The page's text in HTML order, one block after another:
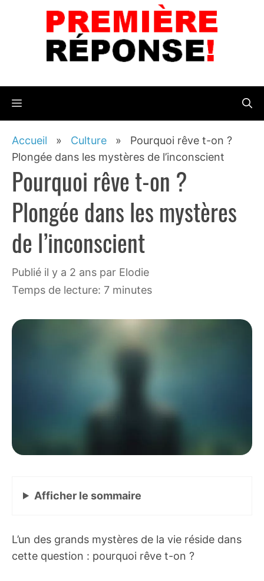
Menu
Accueil » Culture » Pourquoi rêve t-on ?
Plongée dans les mystères de l’inconscient
Pourquoi rêve t-on ?
Plongée dans les mystères
de l’inconscient
publié il y a 2 ans par Elodie
Temps de lecture: 7 minutes
Afficher le sommaire
L’un des grands mystères de la vie réside dans
cette question : pourquoi rêve t-on ?